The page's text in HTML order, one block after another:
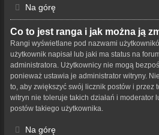
Na górę
Co to jest ranga i jak można ją
Rangi wyświetlane pod nazwami
użytkownik napisał lub jaki ma status na
administratora. Użytkownicy nie mogą
ponieważ ustawia je administrator witryny.
to, aby zwiększyć swój licznik postów i przez
witryn nie toleruje takich działań i moderator
postów takiego użytkownika.
Na górę